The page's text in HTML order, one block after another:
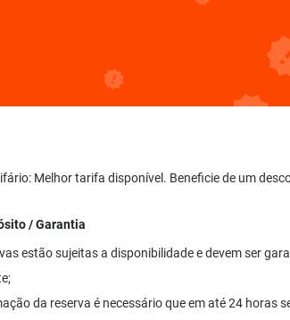
Melhor tarifa disponível. Beneficie de um
/ Garantia
estão sujeitas a disponibilidade e devem ser
da reserva é necessário que em até 24 horas